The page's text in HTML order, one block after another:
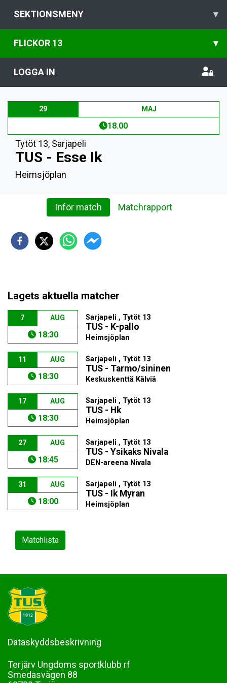
SEKTIONSMENY ▾
FLICKOR 13 ▾
LOGGA IN
29 MAJ
18.00
Tytöt 13, Sarjapeli
TUS - Esse Ik
Heimsjöplan
Inför match Matchrapport
Lagets aktuella matcher
7 AUG
18:30
Sarjapeli , Tytöt 13
TUS - K-pallo
Heimsjöplan
11 AUG
18:30
Sarjapeli , Tytöt 13
TUS - Tarmo/sininen
Keskuskenttä Kälviä
17 AUG
18:30
Sarjapeli , Tytöt 13
TUS - Hk
Heimsjöplan
27 AUG
18:45
Sarjapeli , Tytöt 13
TUS - Ysikaks Nivala
DEN-areena Nivala
31 AUG
18:00
Sarjapeli , Tytöt 13
TUS - Ik Myran
Heimsjöplan
Matchlista
Dataskyddsbeskrivning
Terjärv Ungdoms sportklubb rf
Smedasvägen 88